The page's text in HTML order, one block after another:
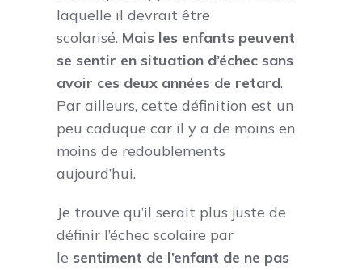
laquelle il devrait être
scolarisé. Mais les enfants peuvent
se sentir en situation d’échec sans
avoir ces deux années de retard.
Par ailleurs, cette définition est un
peu caduque car il y a de moins en
moins de redoublements
aujourd’hui.
Je trouve qu’il serait plus juste de
définir l’échec scolaire par
le sentiment de l’enfant de ne pas